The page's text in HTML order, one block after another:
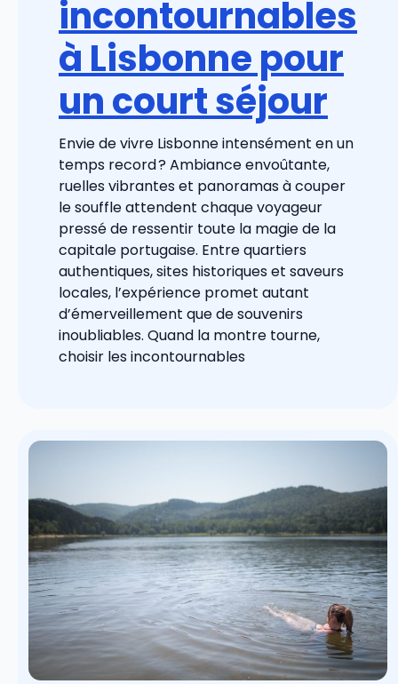
incontournables
à Lisbonne pour
un court séjour
Envie de vivre Lisbonne intensément en un
temps record ? Ambiance envoûtante,
ruelles vibrantes et panoramas à couper
le souffle attendent chaque voyageur
pressé de ressentir toute la magie de la
capitale portugaise. Entre quartiers
authentiques, sites historiques et saveurs
locales, l’expérience promet autant
d’émerveillement que de souvenirs
inoubliables. Quand la montre tourne,
choisir les incontournables